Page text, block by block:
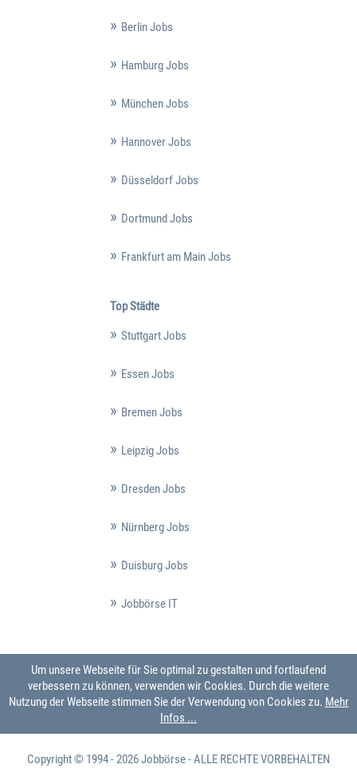
Berlin Jobs
Hamburg Jobs
München Jobs
Hannover Jobs
Düsseldorf Jobs
Dortmund Jobs
Frankfurt am Main Jobs
Top Städte
Stuttgart Jobs
Essen Jobs
Bremen Jobs
Leipzig Jobs
Dresden Jobs
Nürnberg Jobs
Duisburg Jobs
Jobbörse IT
Um unsere Webseite für Sie optimal zu gestalten und fortlaufend
verbessern zu können, verwenden wir Cookies. Durch die weitere
Nutzung der Webseite stimmen Sie der Verwendung von Cookies zu. Mehr
Infos ...
Copyright © 1994 - 2026Jobbörse- ALLE RECHTE VORBEHALTEN